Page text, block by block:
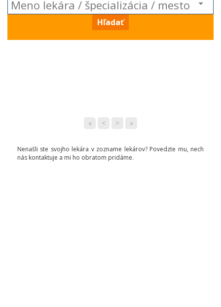
Hľadať
« < > »
Nenašli ste svojho lekára v zozname lekárov? Povedzte mu, nech
nás kontaktuje a mi ho obratom pridáme.